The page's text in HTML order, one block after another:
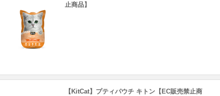
止商品】
【KitCat】プティパウチ キトン【EC販売禁止商